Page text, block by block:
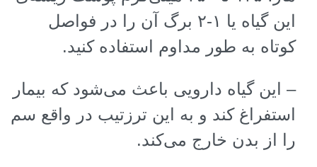
این گیاه یا ۱-۲ برگ آن را در فواصل
کوتاه به طور مداوم استفاده کنید.
– این گیاه دارویی باعث می‌شود که بیمار
استفراغ کند و به این ترزتیب در واقع سم
را از بدن خارج می‌کند.